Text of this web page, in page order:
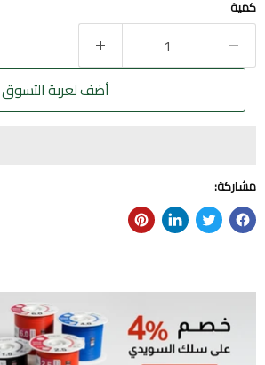
كمية
أضف لعربة التسوق
مشاركة: